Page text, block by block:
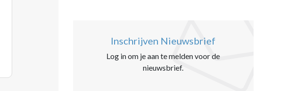
Inschrijven Nieuwsbrief
Log in om je aan te melden voor de
nieuwsbrief.